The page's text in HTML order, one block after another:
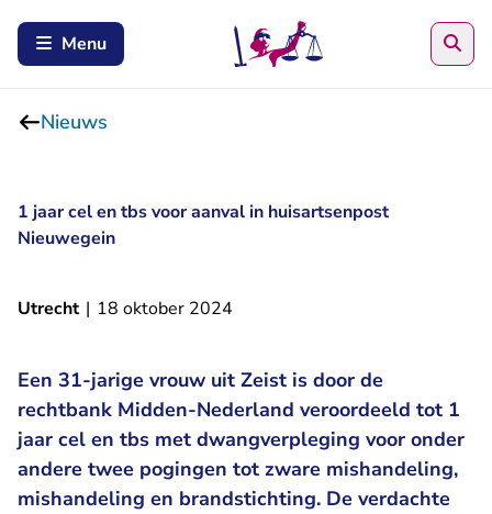
Menu
Nieuws
1 jaar cel en tbs voor aanval in huisartsenpost
Nieuwegein
Utrecht | 18 oktober 2024
Een 31-jarige vrouw uit Zeist is door de
rechtbank Midden-Nederland veroordeeld tot 1
jaar cel en tbs met dwangverpleging voor onder
andere twee pogingen tot zware mishandeling,
mishandeling en brandstichting. De verdachte